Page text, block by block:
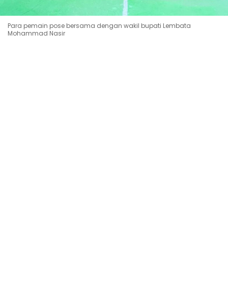
Para pemain pose bersama dengan wakil bupati Lembata
Mohammad Nasir